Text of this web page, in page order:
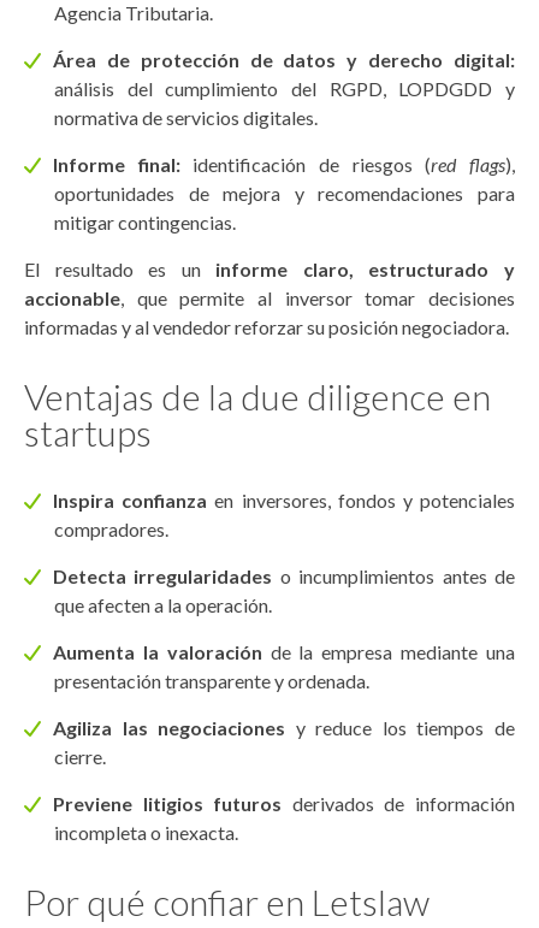
Agencia Tributaria.
Área de protección de datos y derecho digital:
análisis del cumplimiento del RGPD, LOPDGDD y
normativa de servicios digitales.
Informe final:identificación de riesgos (red flags),
oportunidades de mejora y recomendaciones para
mitigar contingencias.
El resultado es un informe claro, estructurado y
accionable, que permite al inversor tomar decisiones
informadas y al vendedor reforzar su posición negociadora.
Ventajas de la due diligence en
startups
Inspira confianza en inversores, fondos y potenciales
compradores.
Detecta irregularidades o incumplimientos antes de
que afecten a la operación.
Aumenta la valoración de la empresa mediante una
presentación transparente y ordenada.
Agiliza las negociaciones y reduce los tiempos de
cierre.
Previene litigios futuros derivados de información
incompleta o inexacta.
Por qué confiar en Letslaw